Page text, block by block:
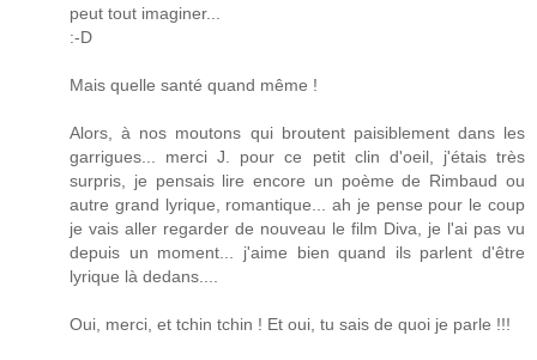
peut tout imaginer...
:-D
Mais quelle santé quand même !
Alors, à nos moutons qui broutent paisiblement dans les
garrigues... merci J. pour ce petit clin d'oeil, j'étais très
surpris, je pensais lire encore un poème de Rimbaud ou
autre grand lyrique, romantique... ah je pense pour le coup
je vais aller regarder de nouveau le film Diva, je l'ai pas vu
depuis un moment... j'aime bien quand ils parlent d'être
lyrique là dedans....
Oui, merci, et tchin tchin ! Et oui, tu sais de quoi je parle !!!